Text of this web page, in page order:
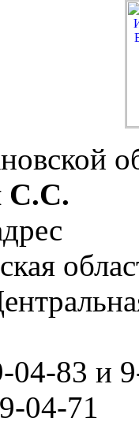
C.C.
04-83 и
04-71